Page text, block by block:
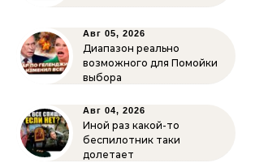
Авг 05, 2026
Диапазон реально
возможного для Помойки
выбора
Авг 04, 2026
Иной раз какой-то
беспилотник таки
долетает